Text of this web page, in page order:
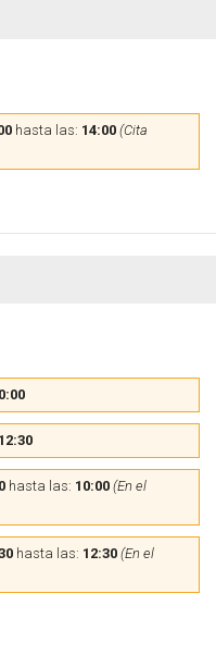
hasta las: 14:00 (Cita
12:30
hasta las: 10:00 (En el
hasta las: 12:30 (En el